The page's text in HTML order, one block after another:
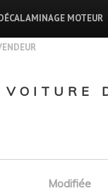
MOTEUR
VOITURE
Modifiée